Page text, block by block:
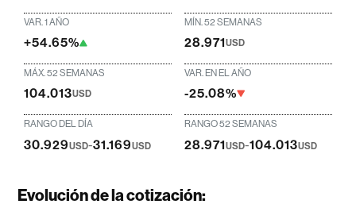
VAR. 1 AÑO
+54.65%
MÍN. 52 SEMANAS
28.971USD
MÁX. 52 SEMANAS
104.013USD
VAR. EN EL AÑO
-25.08%
RANGO DEL DÍA
30.929USD-31.169USD
RANGO 52 SEMANAS
28.971USD-104.013USD
Evolución de la cotización: